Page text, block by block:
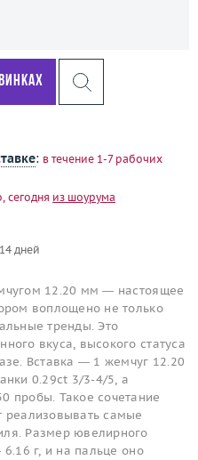
: в течение 1-7 рабочих
сегодня из шоурума
дней
12.20 мм — настоящее
воплощено не только
тренды. Это
вкуса, высокого статуса
Вставка — 1 жемчуг 12.20
0.29ct 3/3-4/5, а
пробы. Такое сочетание
реализовывать самые
Размер ювелирного
г, и на пальце оно